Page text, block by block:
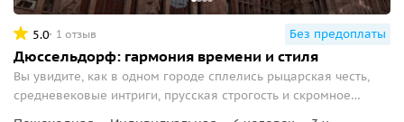
5.0 1 отзыв Без предоплаты
Дюссельдорф: гармония времени и стиля
Вы увидите, как в одном городе сплелись рыцарская честь,
средневековые интриги, прусская строгость и скромное